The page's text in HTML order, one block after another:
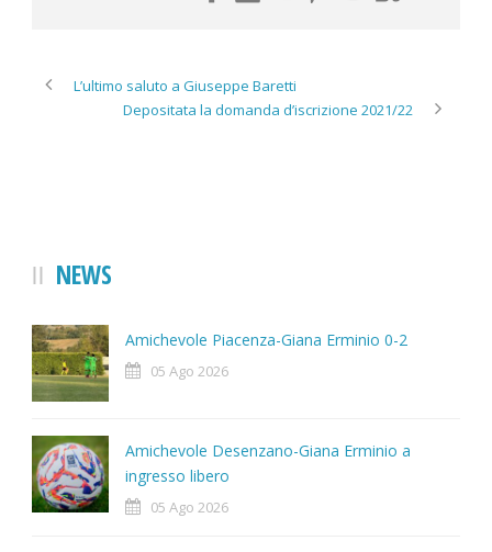
L’ultimo saluto a Giuseppe Baretti
Depositata la domanda d’iscrizione 2021/22
NEWS
Amichevole Piacenza-Giana Erminio 0-2
05 Ago 2026
Amichevole Desenzano-Giana Erminio a
ingresso libero
05 Ago 2026